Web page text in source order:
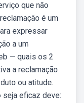
que não
é um
expressar
a um
— quais os 2
a reclamação
ou atitude.
seja eficaz deve: